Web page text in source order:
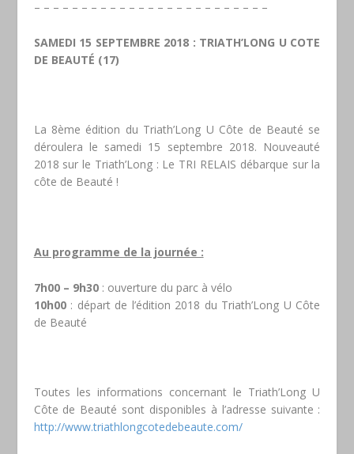
– – – – – – – – – – – – – – – – – – – – – – – – –
SAMEDI 15 SEPTEMBRE 2018 : TRIATH’LONG U COTE
DE BEAUTÉ (17)
La 8ème édition du Triath’Long U Côte de Beauté se
déroulera le samedi 15 septembre 2018. Nouveauté
2018 sur le Triath’Long : Le TRI RELAIS débarque sur la
côte de Beauté !
Au programme de la journée :
7h00 – 9h30: ouverture du parc à vélo
10h00: départ de l’édition 2018 du Triath’Long U Côte
de Beauté
Toutes les informations concernant le Triath’Long U
Côte de Beauté sont disponibles à l’adresse suivante :
http://www.triathlongcotedebeaute.com/